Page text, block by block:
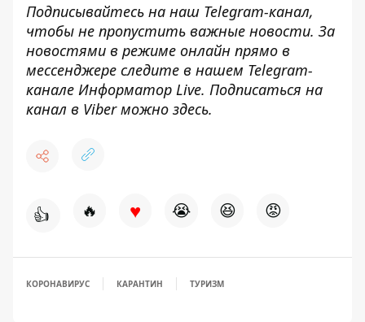
Подписывайтесь на наш Telegram-канал,
чтобы не пропустить важные новости. За
новостями в режиме онлайн прямо в
мессенджере следите в нашем Telegram-
канале Информатор Live. Подписаться на
канал в Viber можно здесь.
👍 🔥 ♥ 😭 😆 😡
КОРОНАВИРУС КАРАНТИН ТУРИЗМ